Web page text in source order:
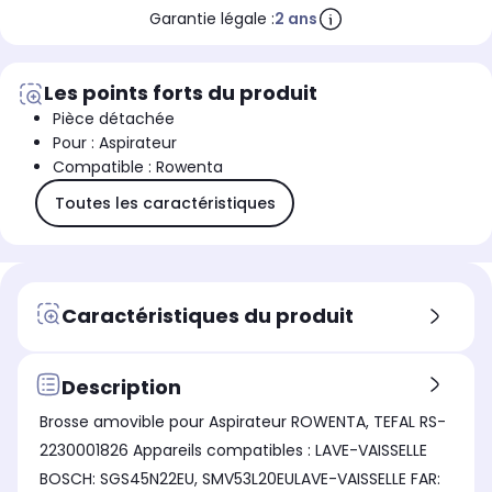
Garantie légale :2 ans
Les points forts du produit
Pièce détachée
Pour : Aspirateur
Compatible : Rowenta
Toutes les caractéristiques
Caractéristiques du produit
Description
Brosse amovible pour Aspirateur ROWENTA, TEFAL RS-
2230001826 Appareils compatibles : LAVE-VAISSELLE
BOSCH: SGS45N22EU, SMV53L20EULAVE-VAISSELLE FAR: